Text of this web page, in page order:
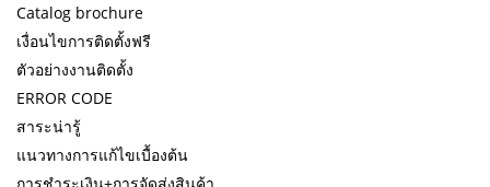
Catalog brochure
เงื่อนไขการติดตั้งฟรี
ตัวอย่างงานติดตั้ง
ERROR CODE
สาระน่ารู้
แนวทางการแก้ไขเบื้องต้น